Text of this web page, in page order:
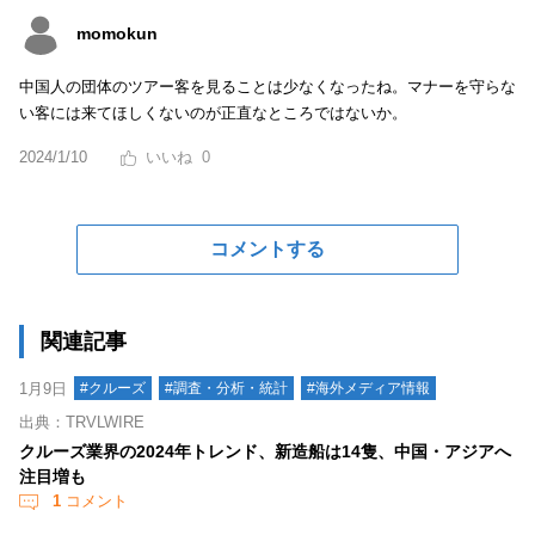
momokun
中国人の団体のツアー客を見ることは少なくなったね。マナーを守らな
い客には来てほしくないのが正直なところではないか。
2024/1/10 0
コメントする
関連記事
1月9日 #クルーズ #調査・分析・統計 #海外メディア情報
出典：TRVLWIRE
クルーズ業界の2024年トレンド、新造船は14隻、中国・アジアへ
注目増も
1 コメント